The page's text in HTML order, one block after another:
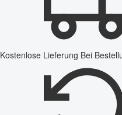
Kostenlose Lieferung Bei